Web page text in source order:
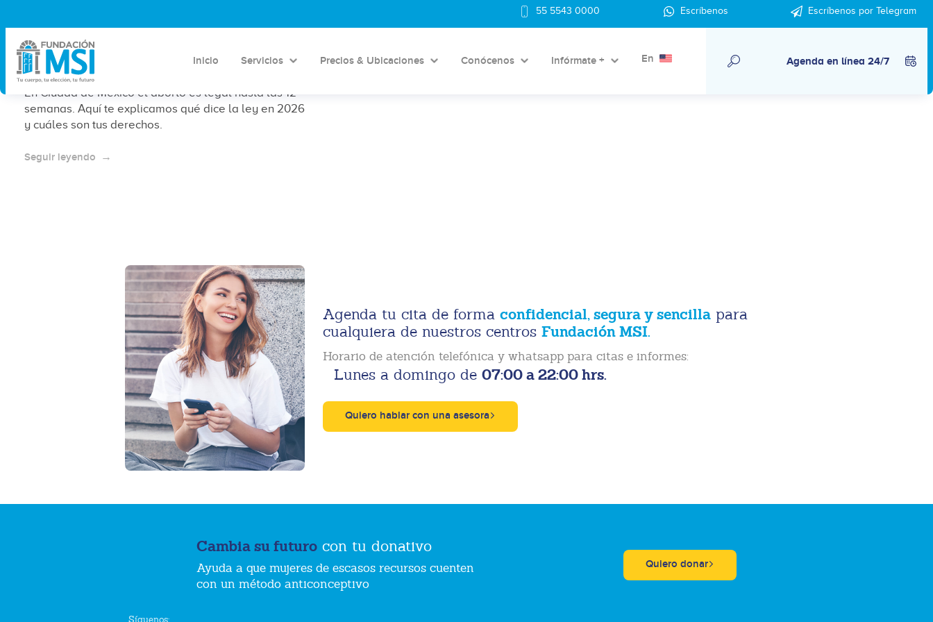
55 5543 0000 Escríbenos Escríbenos por Telegram
Inicio Servicios Precios & Ubicaciones Conócenos Infórmate + En Agenda en línea 24/7
México en 2026? Marco legal y
derechos vigentes
En Ciudad de México el aborto es legal hasta las 12
semanas. Aquí te explicamos qué dice la ley en 2026
y cuáles son tus derechos.
Seguir leyendo
Agenda tu cita de forma confidencial, segura y sencillapara
cualquiera de nuestros centros Fundación MSI.
Horario de atención telefónica y whatsapp para citas e informes:
Lunes a domingo de 07:00 a 22:00 hrs.
Quiero hablar con una asesora
Cambia su futuro con tu donativo
Ayuda a que mujeres de escasos recursos cuenten
con un método anticonceptivo
Quiero donar